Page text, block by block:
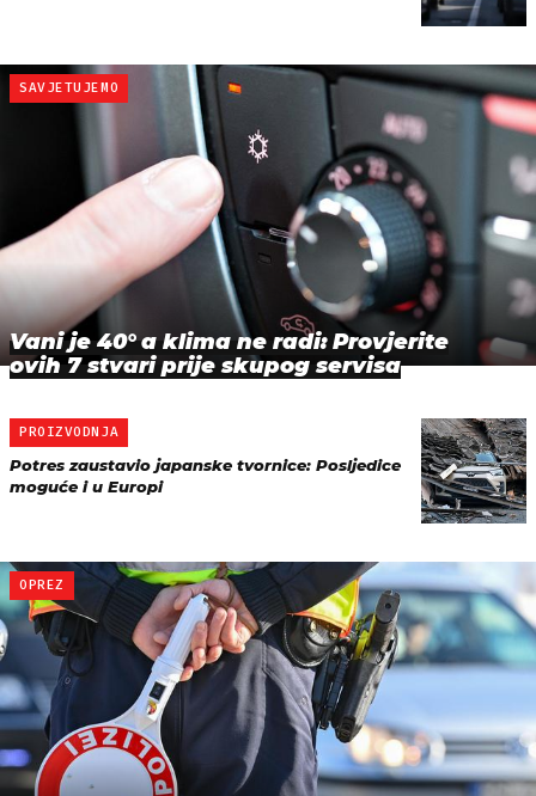
SAVJETUJEMO
Vani je 40° a klima ne radi: Provjerite
ovih 7 stvari prije skupog servisa
PROIZVODNJA
Potres zaustavio japanske tvornice: Posljedice
moguće i u Europi
OPREZ